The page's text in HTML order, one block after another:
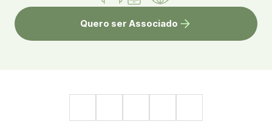
Quero ser Associado